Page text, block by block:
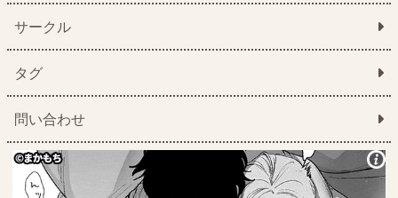
サークル
タグ
問い合わせ